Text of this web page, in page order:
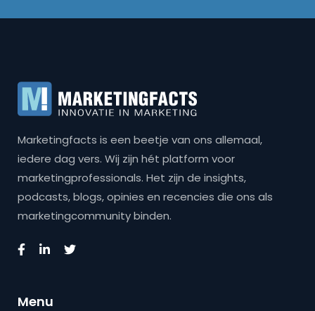
Marketingfacts is een beetje van ons allemaal,
iedere dag vers. Wij zijn hét platform voor
marketingprofessionals. Het zijn de insights,
podcasts, blogs, opinies en recencies die ons als
marketingcommunity binden.
Menu